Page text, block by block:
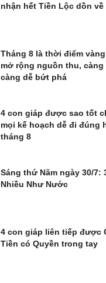
nhận hết Tiền Lộc dồn về
Tháng 8 là thời điểm
mở rộng nguồn thu, càng
càng dễ bứt phá
4 con giáp được sao tốt
mọi kế hoạch dễ đi đúng
tháng 8
Sáng thứ Năm ngày 30/7:
Nhiều Như Nước
4 con giáp liên tiếp được
Tiền có Quyền trong tay